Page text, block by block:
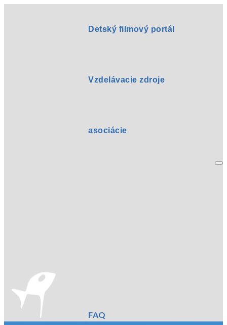
Detský filmový portál
Vzdelávacie zdroje
asociácie
FAQ